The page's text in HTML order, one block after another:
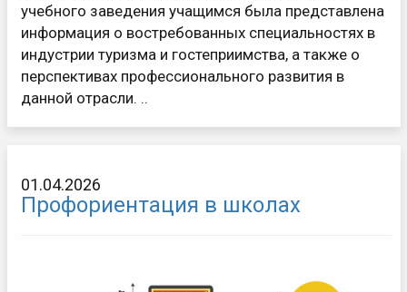
учебного заведения учащимся была представлена
информация о востребованных специальностях в
индустрии туризма и гостеприимства, а также о
перспективах профессионального развития в
данной отрасли. ..
01.04.2026
Профориентация в школах